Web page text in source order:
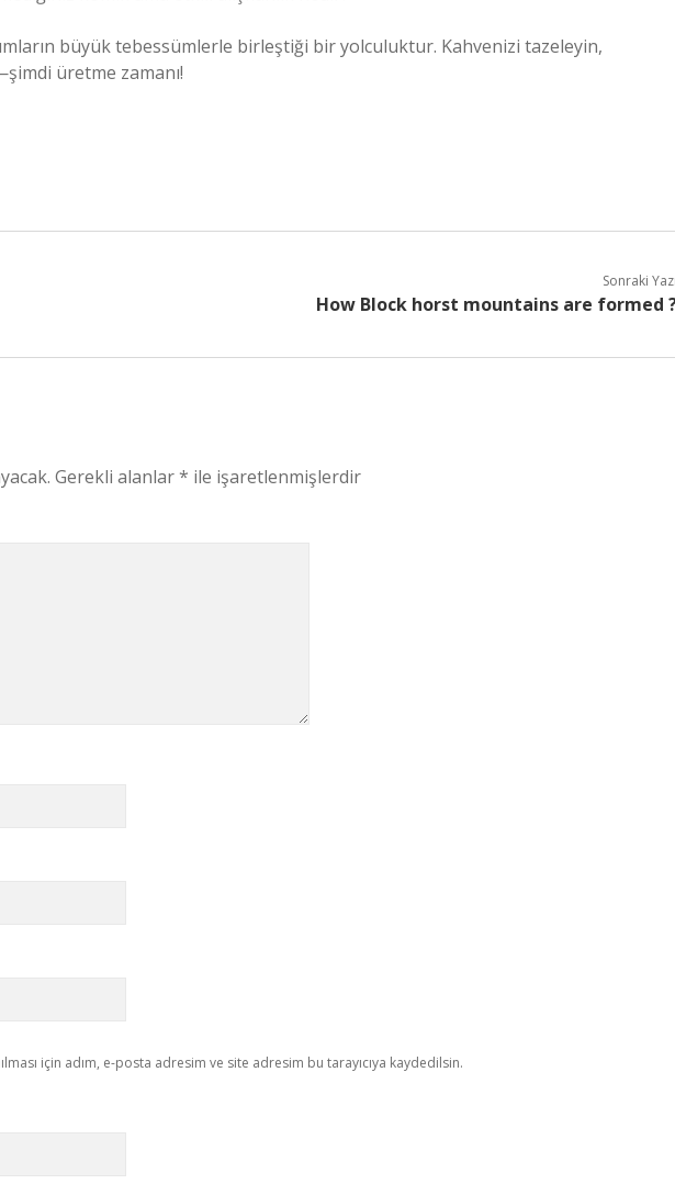
büyük tebessümlerle birleştiği bir yolculuktur. Kahvenizi tazeleyin,
üretme zamanı!
Sonraki
How Block horst mountains are formed
Gerekli alanlar* ile işaretlenmişlerdir
için adım, e-posta adresim ve site adresim bu tarayıcıya kaydedilsin.